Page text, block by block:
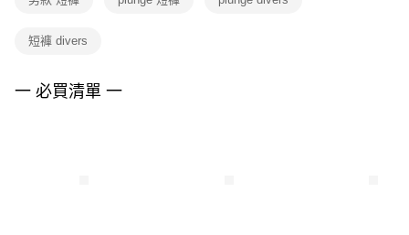
１．透過由恩沛科技股份有限公司提供之「AFTEE先享後付」服務完成之交
權轉讓予恩沛科技股份有限公司。
３．未成年的使用者請事先徵得法定代理人或監護人之同意方可使用
「AFTEE先享後付」，若未經同意申辦者引起之損失，本公司不負相關責
短褲 divers
一 必買清單 一